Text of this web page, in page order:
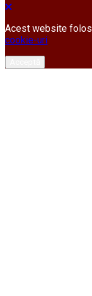
Acest website
cookie-uri